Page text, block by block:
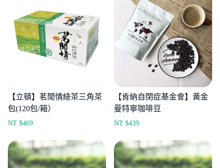
【立頓】茗閒情綠茶三角茶
包(120包/箱）
NT $469
【肯納自閉症基金會】黃金
曼特寧咖啡豆
NT $439